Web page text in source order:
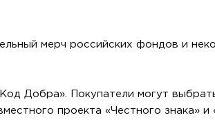
мерч российских фондов и
Добра». Покупатели могут
проекта «Честного знака» и